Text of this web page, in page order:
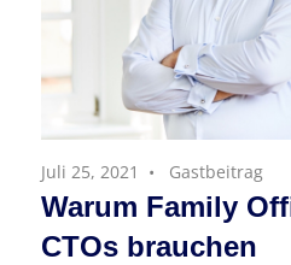
Juli 25, 2021 Gastbeitrag
Warum Family
CTOs brauchen